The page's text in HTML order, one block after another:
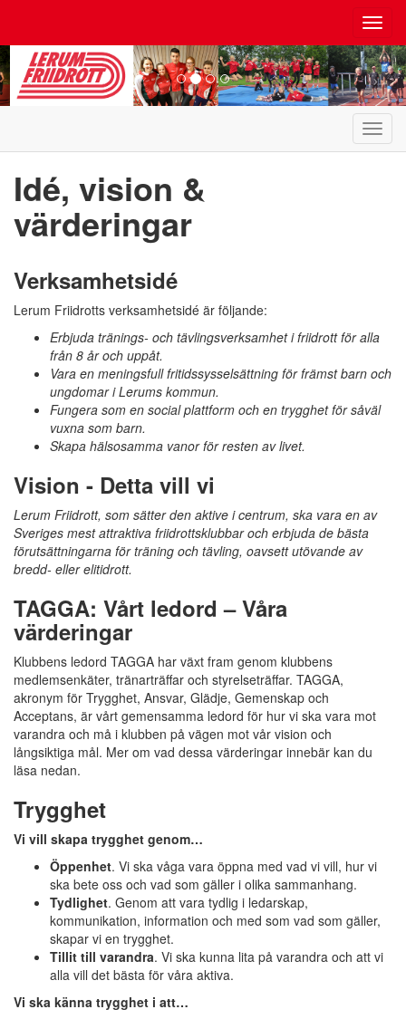
Idé, vision &
värderingar
Verksamhetsidé
Lerum Friidrotts verksamhetsidé är följande:
Erbjuda tränings- och tävlingsverksamhet i friidrott för alla
från 8 år och uppåt.
Vara en meningsfull fritidssysselsättning för främst barn och
ungdomar i Lerums kommun.
Fungera som en social plattform och en trygghet för såväl
vuxna som barn.
Skapa hälsosamma vanor för resten av livet.
Vision - Detta vill vi
Lerum Friidrott, som sätter den aktive i centrum, ska vara en av
Sveriges mest attraktiva friidrottsklubbar och erbjuda de bästa
förutsättningarna för träning och tävling, oavsett utövande av
bredd- eller elitidrott.
TAGGA: Vårt ledord – Våra
värderingar
Klubbens ledord TAGGA har växt fram genom klubbens
medlemsenkäter, tränarträffar och styrelseträffar. TAGGA,
akronym för Trygghet, Ansvar, Glädje, Gemenskap och
Acceptans, är vårt gemensamma ledord för hur vi ska vara mot
varandra och må i klubben på vägen mot vår vision och
långsiktiga mål. Mer om vad dessa värderingar innebär kan du
läsa nedan.
Trygghet
Vi vill skapa trygghet genom…
Öppenhet. Vi ska våga vara öppna med vad vi vill, hur vi
ska bete oss och vad som gäller i olika sammanhang.
Tydlighet. Genom att vara tydlig i ledarskap,
kommunikation, information och med som vad som gäller,
skapar vi en trygghet.
Tillit till varandra. Vi ska kunna lita på varandra och att vi
alla vill det bästa för våra aktiva.
Vi ska känna trygghet i att…